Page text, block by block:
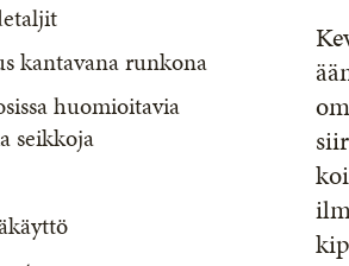
kantavana runkona
huomioitavia
seikkoja